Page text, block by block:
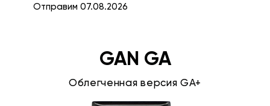
Отправим 07.08.2026
GAN GA
Облегченная версия GA+